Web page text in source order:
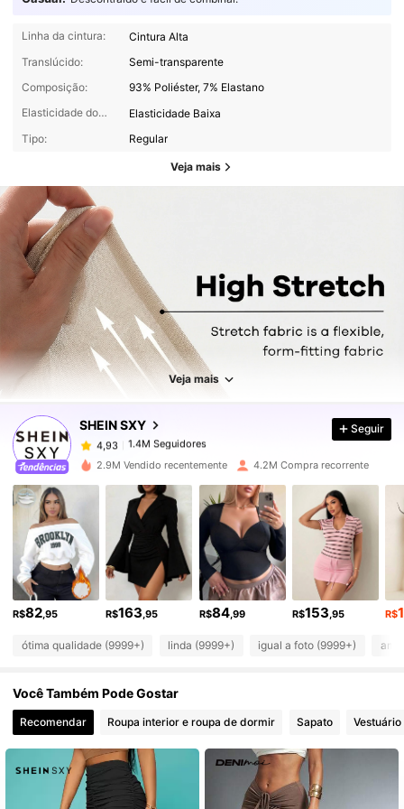
Linha da cintura:
Cintura Alta
Translúcido:
Semi-transparente
Composição:
93% Poliéster, 7% Elastano
Elasticidade do tecido:
Elasticidade Baixa
Tipo:
Regular
Veja mais
Veja mais
SHEIN SXY
4,93 1.4M Seguidores
4,93 1.4M Seguidores
4,93
1.4M Seguidores
c***e
pago1 dia atrás
4,93 1.4M Seguidores
4,93 1.4M Seguidores
4,93 1.4M Seguidores
1.4M Seguidores
Seguir
2.9M Vendido recentemente 4.2M Compra recorrente
R$82 ,95 R$163 ,95 R$84,99 R$153 ,95 R$
ótima qualidade (9999+) linda (9999+) igual a foto (9999+)
Você Também Pode Gostar
Recomendar Roupa interior e roupa de dormir Sapato